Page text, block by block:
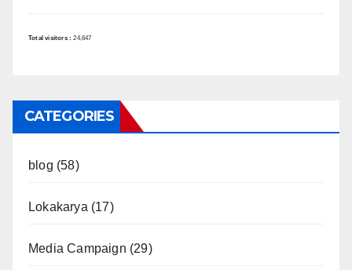
Total visitors :24,647
CATEGORIES
blog (58)
Lokakarya (17)
Media Campaign (29)